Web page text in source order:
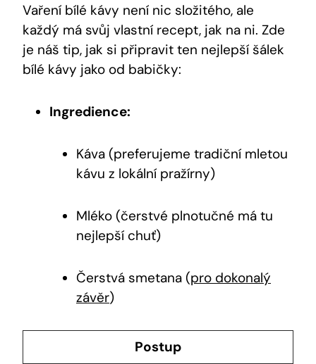
Vaření bílé kávy není nic složitého, ale
každý má svůj vlastní recept, jak na ni. Zde
je náš tip, jak si připravit ten nejlepší šálek
bílé kávy jako od babičky:
Ingredience:
Káva (preferujeme tradiční mletou
kávu z lokální pražírny)
Mléko (čerstvé plnotučné má tu
nejlepší chuť)
Čerstvá smetana (pro dokonalý
závěr)
Postup